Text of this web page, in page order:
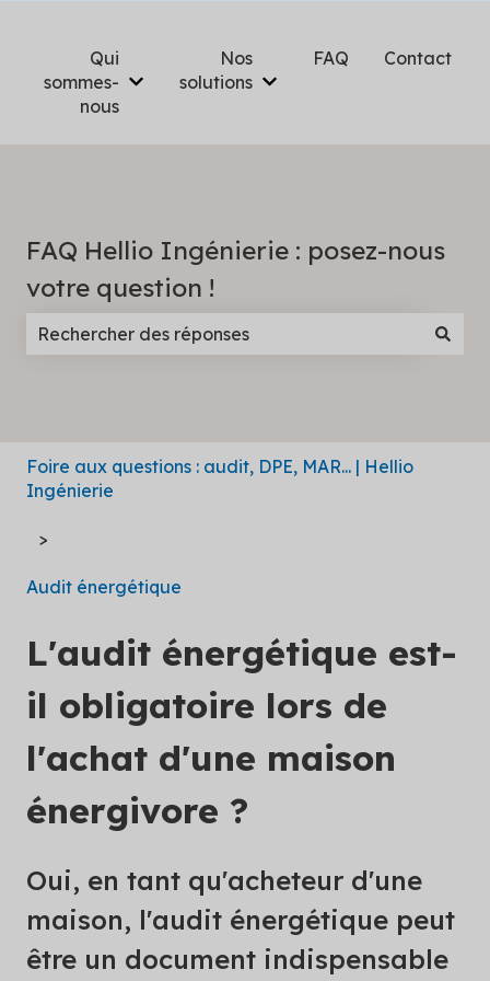
Qui
sommes-
nous
Afficher le sous-menu pour Qui sommes-
Nos
solutions
Afficher le sous-menu
FAQ Contact
FAQ Hellio Ingénierie : posez-nous
votre question !
Foire aux questions : audit, DPE, MAR... | Hellio
Ingénierie
Audit énergétique
L'audit énergétique est-
il obligatoire lors de
l'achat d'une maison
énergivore ?
Oui, en tant qu'acheteur d'une
maison, l'audit énergétique peut
être un document indispensable